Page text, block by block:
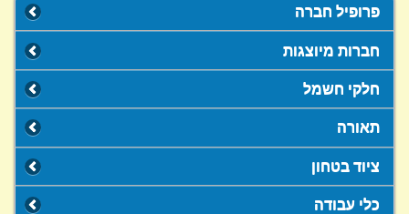
פרופיל חברה
חברות מיוצגות
חלקי חשמל
תאורה
ציוד בטחון
כלי עבודה